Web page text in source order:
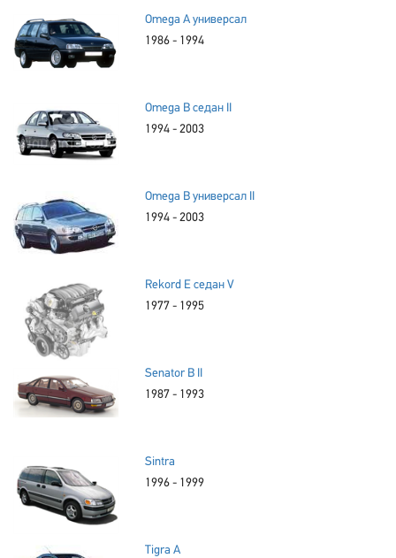
Omega A универсал
1986 - 1994
Omega B седан II
1994 - 2003
Omega B универсал II
1994 - 2003
Rekord E седан V
1977 - 1995
Senator B II
1987 - 1993
Sintra
1996 - 1999
Tigra A